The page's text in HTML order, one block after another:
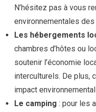
N’hésitez pas à vous
environnementales
Les hébergements
chambres d’hôtes ou
soutenir l’économie
interculturels. De plus,
impact
Le camping : pour les